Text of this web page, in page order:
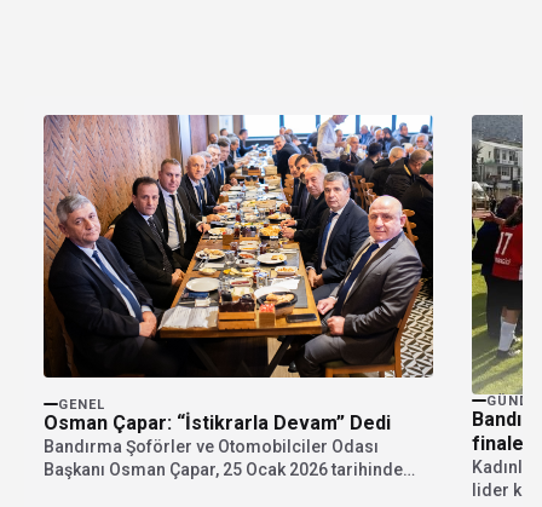
GENEL
Osman Çapar: “İstikrarla Devam” Dedi
Bandırma Şoförler ve Otomobilciler Odası
Başkanı Osman Çapar, 25 Ocak 2026 tarihinde
finale
lider